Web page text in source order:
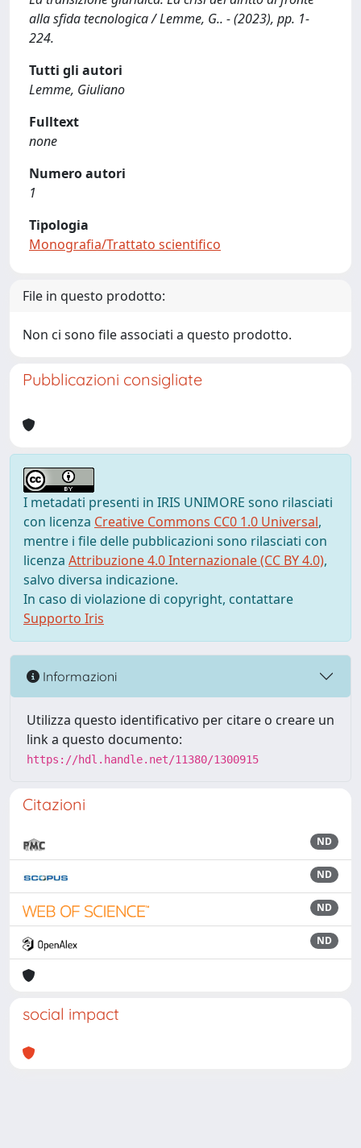
alla sfida tecnologica / Lemme, G.. - (2023), pp. 1-
224.
Tutti gli autori
Lemme, Giuliano
Fulltext
none
Numero autori
1
Tipologia
Monografia/Trattato scientifico
File in questo prodotto:
Non ci sono file associati a questo prodotto.
Pubblicazioni consigliate
I metadati presenti in IRIS UNIMORE sono rilasciati
con licenza Creative Commons CC0 1.0 Universal,
mentre i file delle pubblicazioni sono rilasciati con
licenza Attribuzione 4.0 Internazionale (CC BY 4.0),
salvo diversa indicazione.
In caso di violazione di copyright, contattare
Supporto Iris
Informazioni
Utilizza questo identificativo per citare o creare un
link a questo documento:
https://hdl.handle.net/11380/1300915
Citazioni
ND
ND
ND
ND
social impact